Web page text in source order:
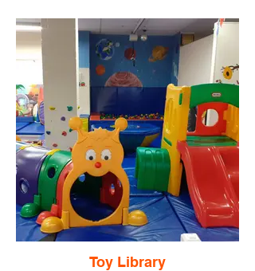
Toy Library